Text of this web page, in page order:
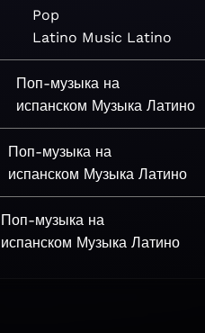
Pop
Latino Music Latino
Поп-музыка на
испанском Музыка Латино
Поп-музыка на
испанском Музыка Латино
Поп-музыка на
испанском Музыка Латино